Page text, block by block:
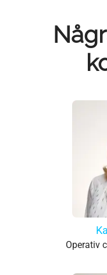
Operativ